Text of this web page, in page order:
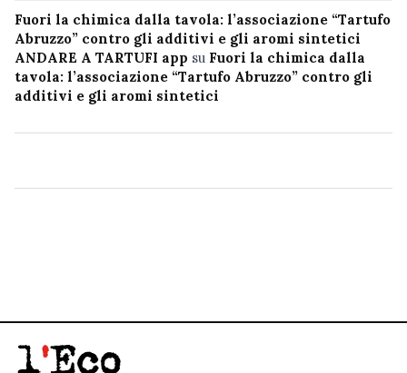
Fuori la chimica dalla tavola: l’associazione “Tartufo
Abruzzo” contro gli additivi e gli aromi sintetici
ANDARE A TARTUFI app su Fuori la chimica dalla
tavola: l’associazione “Tartufo Abruzzo” contro gli
additivi e gli aromi sintetici